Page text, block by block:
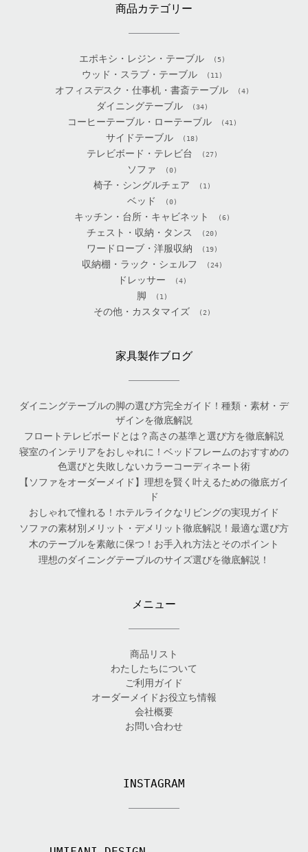
商品カテゴリー
エポキシ・レジン・テーブル (5)
ウッド・スラブ・テーブル (11)
オフィスデスク・仕事机・書斎テーブル (4)
ダイニングテーブル (34)
コーヒーテーブル・ローテーブル (41)
サイドテーブル (18)
テレビボード・テレビ台 (27)
ソファ (0)
椅子・シングルチェア (1)
ベッド (0)
キッチン・台所・キャビネット (6)
チェスト・収納・タンス (20)
ワードローブ・洋服収納 (19)
収納棚・ラック・シェルフ (24)
ドレッサー (4)
脚 (1)
その他・カスタマイズ (2)
家具製作ブログ
ダイニングテーブルの脚の選び方完全ガイド！種類・素材・デ
ザインを徹底解説
フロートテレビボードとは？高さの基準と選び方を徹底解説
寝室のインテリアをおしゃれに！ベッドフレームのおすすめの
色選びと失敗しないカラーコーディネート術
【ソファをオーダーメイド】理想を賢く叶えるための徹底ガイ
ド
おしゃれで憧れる！ホテルライクなリビングの実現ガイド
ソファの素材別メリット・デメリット徹底解説！最適な選び方
木のテーブルを素敵に保つ！お手入れ方法とそのポイント
理想のダイニングテーブルのサイズ選びを徹底解説！
メニュー
商品リスト
わたしたちについて
ご利用ガイド
オーダーメイドお役立ち情報
会社概要
お問い合わせ
INSTAGRAM